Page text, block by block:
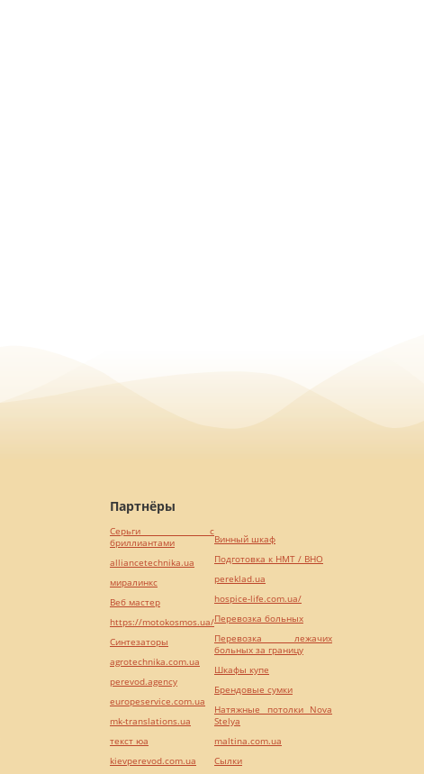
Партнёры
Серьги с
бриллиантами
alliancetechnika.ua
миралинкс
Веб мастер
https://motokosmos.ua/
Синтезаторы
agrotechnika.com.ua
perevod.agency
europeservice.com.ua
mk-translations.ua
текст юа
kievperevod.com.ua
Винный шкаф
Подготовка к НМТ / ВНО
pereklad.ua
hospice-life.com.ua/
Перевозка больных
Перевозка лежачих
больных за границу
Шкафы купе
Брендовые сумки
Натяжные потолки Nova
Stelya
maltina.com.ua
Cылки